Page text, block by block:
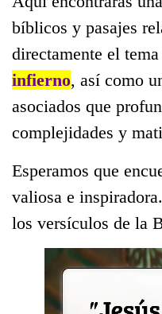
bíblicos y pasajes
directamente el tema
infierno, así como
asociados que
complejidades y
Esperamos que
valiosa e
los versículos de la